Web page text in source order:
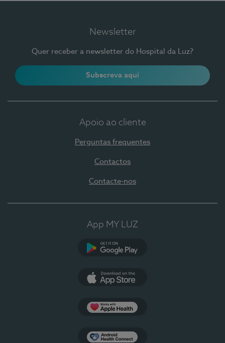
Newsletter
Quer receber a newsletter do Hospital da Luz?
Subscreva aqui
Apoio ao cliente
Perguntas frequentes
Contactos
Contacte-nos
App MY LUZ